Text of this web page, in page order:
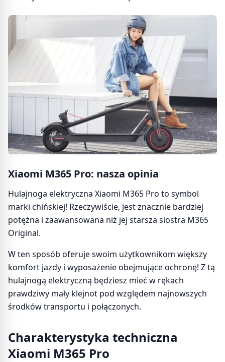
Xiaomi M365 Pro: nasza opinia
Hulajnoga elektryczna Xiaomi M365 Pro to symbol
marki chińskiej! Rzeczywiście, jest znacznie bardziej
potężna i zaawansowana niż jej starsza siostra M365
Original.
W ten sposób oferuje swoim użytkownikom większy
komfort jazdy i wyposażenie obejmujące ochronę! Z tą
hulajnogą elektryczną będziesz mieć w rękach
prawdziwy mały klejnot pod względem najnowszych
środków transportu i połączonych.
Charakterystyka techniczna
Xiaomi M365 Pro